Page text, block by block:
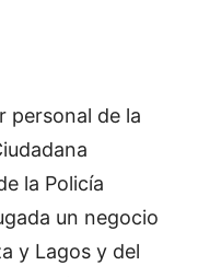
personal de la
la Policía
un negocio
y Lagos y del